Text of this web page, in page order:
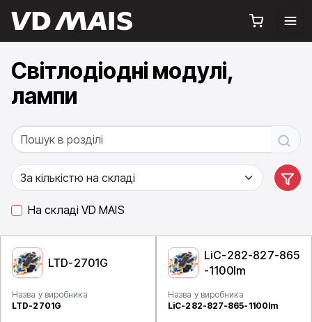
Світлодіодні модулі,
лампи
На складі VD MAIS
LTD-2701G
Назва у виробника
LTD-2701G
LiC-282-827-865
-1100lm
Назва у виробника
LiC-282-827-865-1100lm